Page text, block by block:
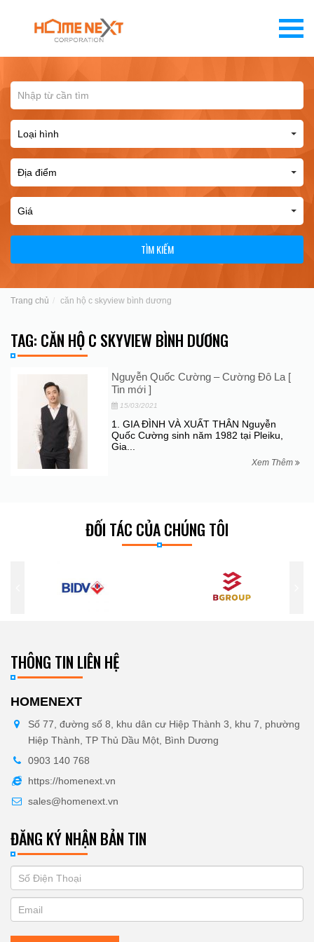
TÌM KIẾM
Trang chủ căn hộ c skyview bình dương
TAG: CĂN HỘ C SKYVIEW BÌNH DƯƠNG
Nguyễn Quốc Cường – Cường Đô La [
Tin mới ]
15/03/2021
1. GIA ĐÌNH VÀ XUẤT THÂN Nguyễn
Quốc Cường sinh năm 1982 tại Pleiku,
Gia...
Xem Thêm
ĐỐI TÁC CỦA CHÚNG TÔI
THÔNG TIN LIÊN HỆ
HOMENEXT
Số 77, đường số 8, khu dân cư Hiệp Thành 3, khu 7, phường
Hiệp Thành, TP Thủ Dầu Một, Bình Dương
0903 140 768
https://homenext.vn
sales@homenext.vn
ĐĂNG KÝ NHẬN BẢN TIN
ĐĂNG
KÝ
NHẬN
you
are
human,
leave